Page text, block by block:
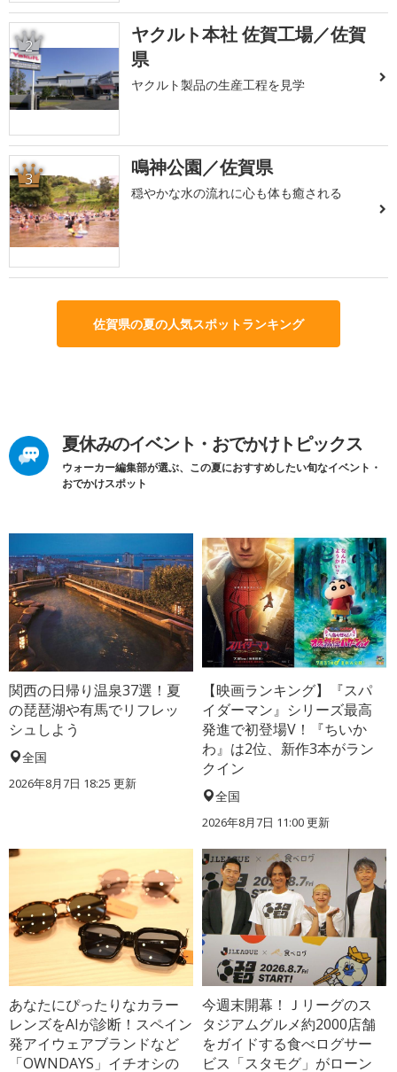
2
ヤクルト本社 佐賀工場／佐賀
県
ヤクルト製品の生産工程を見学
3 鳴神公園／佐賀県
穏やかな水の流れに心も体も癒される
佐賀県の夏の人気スポットランキング
夏休みのイベント・おでかけトピックス
ウォーカー編集部が選ぶ、この夏におすすめしたい旬なイベント・
おでかけスポット
関西の日帰り温泉37選！夏
の琵琶湖や有馬でリフレッ
シュしよう
全国
2026年8月7日 18:25 更新
【映画ランキング】『スパ
イダーマン』シリーズ最高
発進で初登場V！『ちいか
わ』は2位、新作3本がラン
クイン
全国
2026年8月7日 11:00更新
あなたにぴったりなカラー
レンズをAIが診断！スペイン
発アイウェアブランドなど
「OWNDAYS」イチオシの
今週末開幕！Ｊリーグのス
タジアムグルメ約2000店舗
をガイドする食べログサー
ビス「スタモグ」がローン